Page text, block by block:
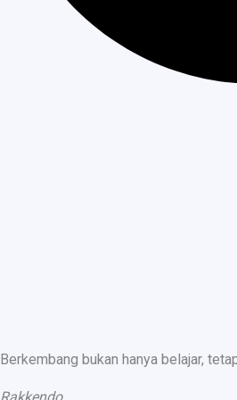
Berkembang bukan hanya belajar,